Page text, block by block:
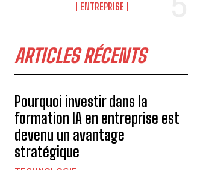
ENTREPRISE
ARTICLES RÉCENTS
Pourquoi investir dans la
formation IA en entreprise est
devenu un avantage
stratégique